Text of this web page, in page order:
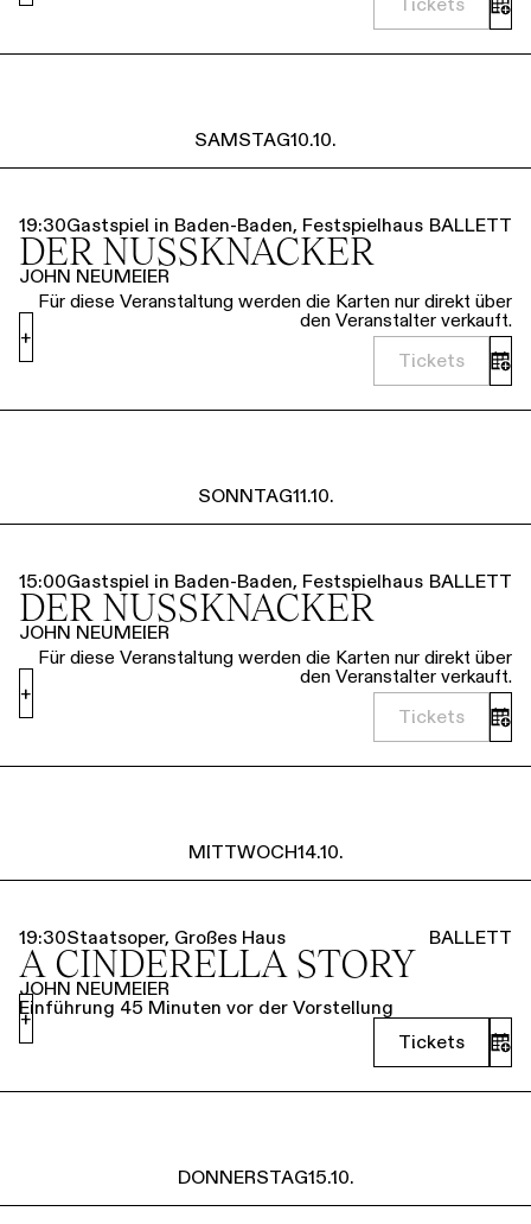
SAMSTAG10.10.
19:30Gastspiel in Baden-Baden, Festspielhaus BALLETT
DER NUSSKNACKER
JOHN NEUMEIER
Für diese Veranstaltung werden die Karten nur direkt über
den Veranstalter verkauft.
Tickets
+
SONNTAG11.10.
15:00Gastspiel in Baden-Baden, Festspielhaus BALLETT
DER NUSSKNACKER
JOHN NEUMEIER
Für diese Veranstaltung werden die Karten nur direkt über
den Veranstalter verkauft.
Tickets
+
MITTWOCH14.10.
19:30Staatsoper, Großes Haus BALLETT
A CINDERELLA STORY
JOHN NEUMEIER
Einführung 45 Minuten vor der Vorstellung
Tickets
+
DONNERSTAG15.10.